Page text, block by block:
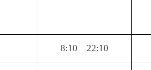
8:10—22:10